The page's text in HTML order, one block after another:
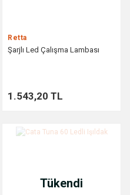
Retta
Şarjlı Led Çalışma Lambası
1.543,20 TL
Tükendi